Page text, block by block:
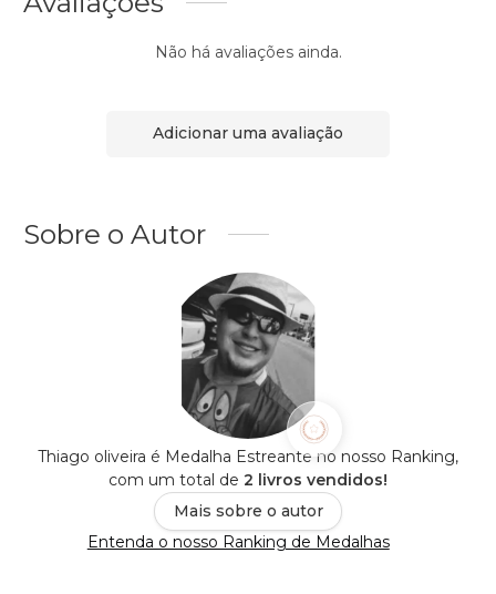
Não há avaliações ainda.
Adicionar uma avaliação
Sobre o Autor
Thiago oliveira é Medalha Estreante no nosso Ranking,
com um total de 2 livros vendidos!
Mais sobre o autor
Entenda o nosso Ranking de Medalhas